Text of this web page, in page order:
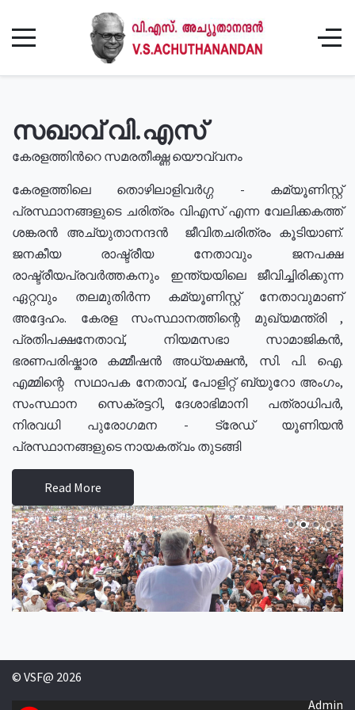
സഖാവ് വി.എസ്
കേരളത്തിൻറെ സമരതീക്ഷ്ണ യൌവ്വനം
കേരളത്തിലെ തൊഴിലാളിവർഗ്ഗ - കമ്യൂണിസ്റ്റ്
പ്രസ്ഥാനങ്ങളുടെ ചരിത്രം വിഎസ് എന്ന വേലിക്കകത്ത്
ശങ്കരൻ അച്യുതാനന്ദൻ ജീവിതചരിത്രം കൂടിയാണ്.
ജനകീയ രാഷ്ട്രീയ നേതാവും ജനപക്ഷ
രാഷ്ട്രീയപ്രവർത്തകനും ഇന്ത്യയിലെ ജീവിച്ചിരിക്കുന്ന
ഏറ്റവും തലമുതിർന്ന കമ്യൂണിസ്റ്റ് നേതാവുമാണ്
അദ്ദേഹം. കേരള സംസ്ഥാനത്തിന്റെ മുഖ്യമന്ത്രി ,
പ്രതിപക്ഷനേതാവ്, നിയമസഭാ സാമാജികൻ,
ഭരണപരിഷ്കാര കമ്മീഷൻ അധ്യക്ഷൻ, സി. പി. ഐ.
എമ്മിന്റെ സഥാപക നേതാവ്, പോളിറ്റ് ബ്യുറോ അംഗം,
സംസ്ഥാന സെക്രട്ടറി, ദേശാഭിമാനി പത്രാധിപർ,
നിരവധി പുരോഗമന - ട്രേഡ് യൂണിയൻ
പ്രസ്ഥാനങ്ങളുടെ നായകത്വം തുടങ്ങി
Read More
© VSF@ 2026
Admin